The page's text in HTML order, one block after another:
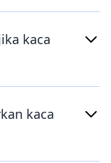
kaca
kaca